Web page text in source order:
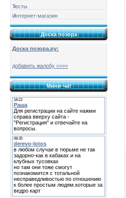
Тесты
Интернет-магазин
Доска позора
Доска позора.ру:
добавить жалобу >>>>
Мини-чат